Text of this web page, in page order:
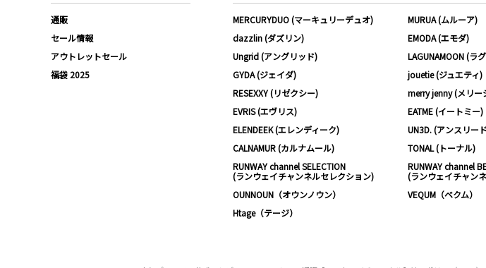
通販
セール情報
アウトレットセール
福袋 2025
MERCURYDUO (マーキュリーデュオ)
MURUA (ムルーア)
dazzlin (ダズリン)
EMODA (エモダ)
Ungrid (アングリッド)
LAGUNAMOON (ラ
GYDA (ジェイダ)
jouetie (ジュエティ)
RESEXXY (リゼクシー)
merry jenny (メリー
EVRIS (エヴリス)
EATME (イートミー)
ELENDEEK (エレンディーク)
UN3D. (アンスリー
CALNAMUR (カルナムール)
TONAL (トーナル)
RUNWAY channel SELECTION
(ランウェイチャンネルセレクション)
RUNWAY channel
(ランウェイチャン
OUNNOUN（オウンノウン）
VEQUM（ベクム）
Htage（テージ）